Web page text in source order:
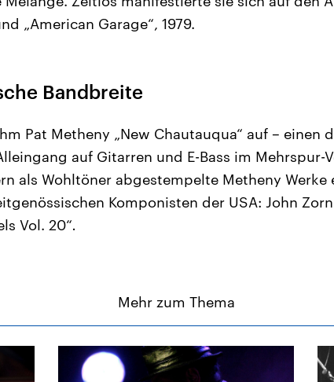
„American Garage“, 1979.
Bandbreite
Pat Metheny „New Chautauqua“ auf – einen
auf Gitarren und E-Bass im Mehrspur-
als Wohltöner abgestempelte Metheny
Komponisten der USA: John
Vol. 20“.
Mehr zum Thema